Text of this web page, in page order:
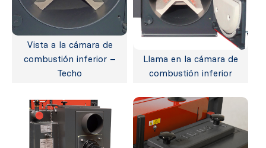
Vista a la cámara de
combustión inferior –
Techo
Llama en la cámara de
combustión inferior